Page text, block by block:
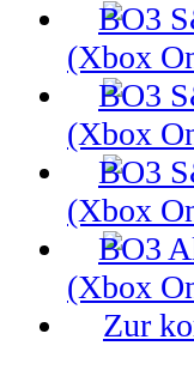
(Xbox
(Xbox
(Xbox
(Xbox
Zur